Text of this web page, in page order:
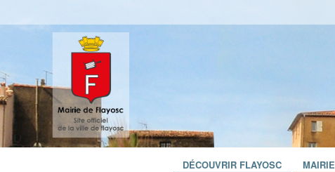
DÉCOUVRIR FLAYOSC MAIRIE